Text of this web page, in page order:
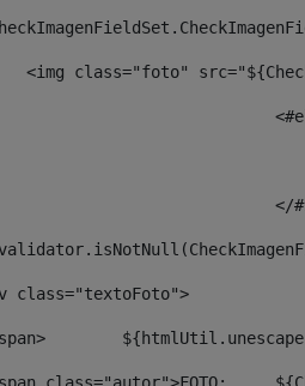
<img class="foto"
class="textoFoto">
<span>